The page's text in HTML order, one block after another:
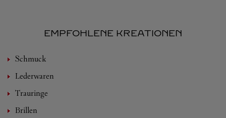
EMPFOHLENE KREATIONEN
Schmuck
Lederwaren
Trauringe
Brillen